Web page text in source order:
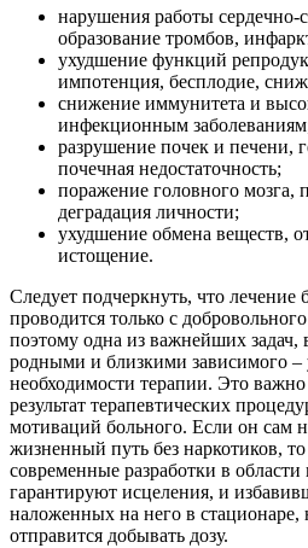
нарушения работы сердечно-
образование тромбов,
ухудшение функций
импотенция, бесплодие,
снижение иммунитета и
инфекционным
разрушение почек и печени,
почечная недостаточность;
поражение головного мозга,
деградация личности;
ухудшение обмена веществ,
истощение.
Следует подчеркнуть, что лечение
проводится только с
поэтому одна из важнейших
родными и близкими зависимого –
необходимости терапии. Это
результат терапевтических
мотиваций больного. Если он сам
жизненный путь без наркотиков,
современные разработки в области
гарантируют исцеления, и
наложенных на него в стационаре,
отправится добывать дозу.